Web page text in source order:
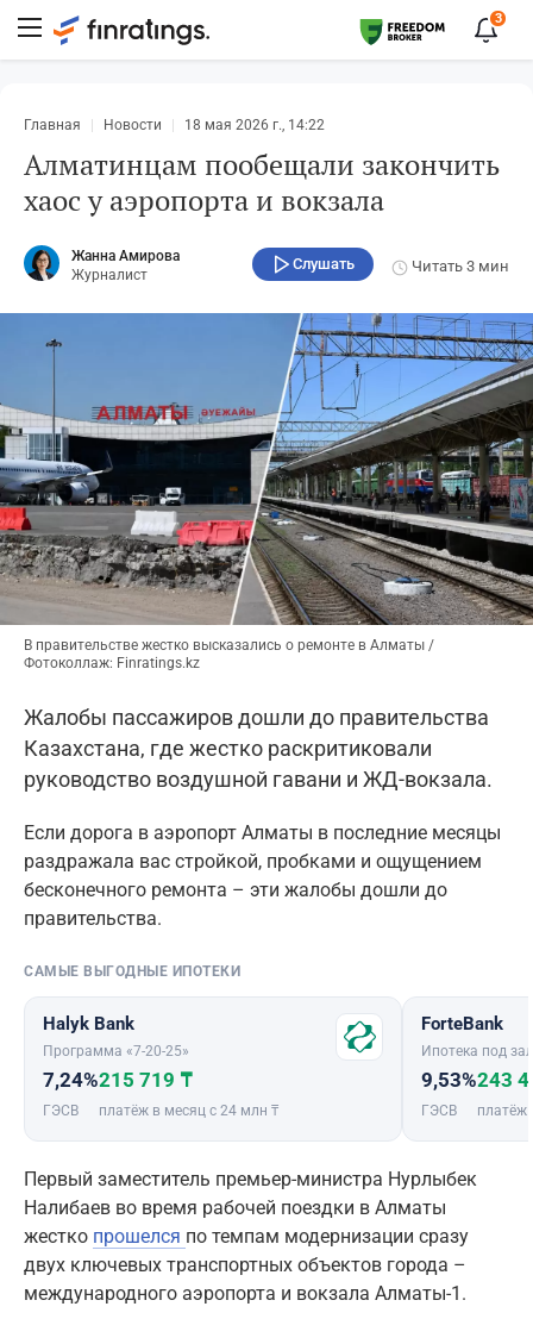
3
Главная Новости 18 мая 2026 г., 14:22
Алматинцам пообещали закончить
хаос у аэропорта и вокзала
Жанна Амирова
Журналист
Слушать Читать 3 мин
В правительстве жестко высказались о ремонте в Алматы /
Фотоколлаж: Finratings.kz
Жалобы пассажиров дошли до правительства
Казахстана, где жестко раскритиковали
руководство воздушной гавани и ЖД-вокзала.
Если дорога в аэропорт Алматы в последние месяцы
раздражала вас стройкой, пробками и ощущением
бесконечного ремонта – эти жалобы дошли до
правительства.
САМЫЕ ВЫГОДНЫЕ ИПОТЕКИ
Halyk Bank
Программа «7-20-25»
7,24%
ГЭСВ
215 719 ₸
платёж в месяц с 24 млн ₸
ForteBank
Ипотека под
9,53%
ГЭСВ
243
платёж
Первый заместитель премьер-министра Нурлыбек
Налибаев во время рабочей поездки в Алматы
жестко прошелся по темпам модернизации сразу
двух ключевых транспортных объектов города –
международного аэропорта и вокзала Алматы-1.